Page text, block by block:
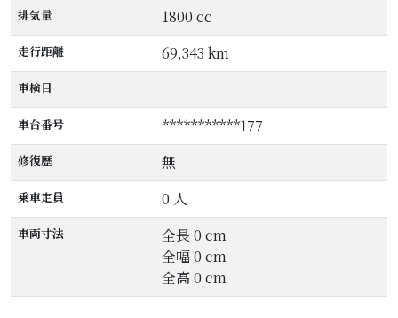
排気量 1800 cc
走行距離 69,343 km
車検日 -----
車台番号 ***********177
修復歴 無
乗車定員 0 人
車両寸法
全長 0 cm
全幅 0 cm
全高 0 cm